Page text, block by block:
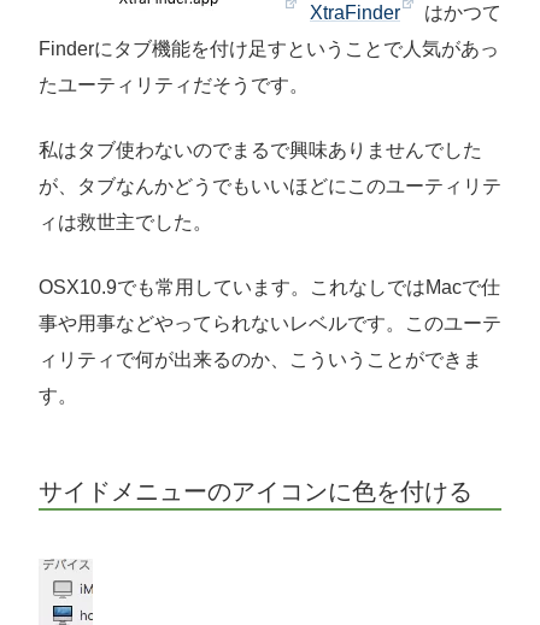
XtraFinder
はかつて
Finderにタブ機能を付け足すということで人気があっ
たユーティリティだそうです。
私はタブ使わないのでまるで興味ありませんでした
が、タブなんかどうでもいいほどにこのユーティリテ
ィは救世主でした。
OSX10.9でも常用しています。これなしではMacで仕
事や用事などやってられないレベルです。このユーテ
ィリティで何が出来るのか、こういうことができま
す。
サイドメニューのアイコンに色を付ける